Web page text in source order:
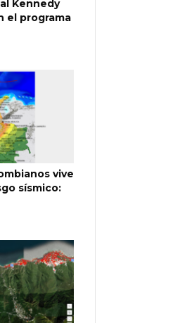
Kennedy
el programa
vive
sísmico: